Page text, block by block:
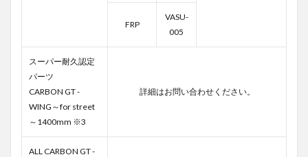
FRP
VASU-
005
スーパー耐久認定
パーツ
CARBON GT -
WING～for street
～1400mm ※3
詳細はお問い合わせください。
ALL CARBON GT -